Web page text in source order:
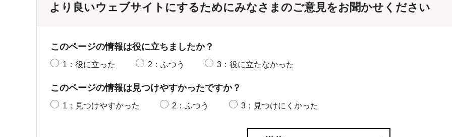
より良いウェブサイトにするためにみなさまのご意見をお聞かせください
このページの情報は役に立ちましたか？
1：役に立った 2：ふつう 3：役に立たなかった
このページの情報は見つけやすかったですか？
1：見つけやすかった 2：ふつう 3：見つけにくかった